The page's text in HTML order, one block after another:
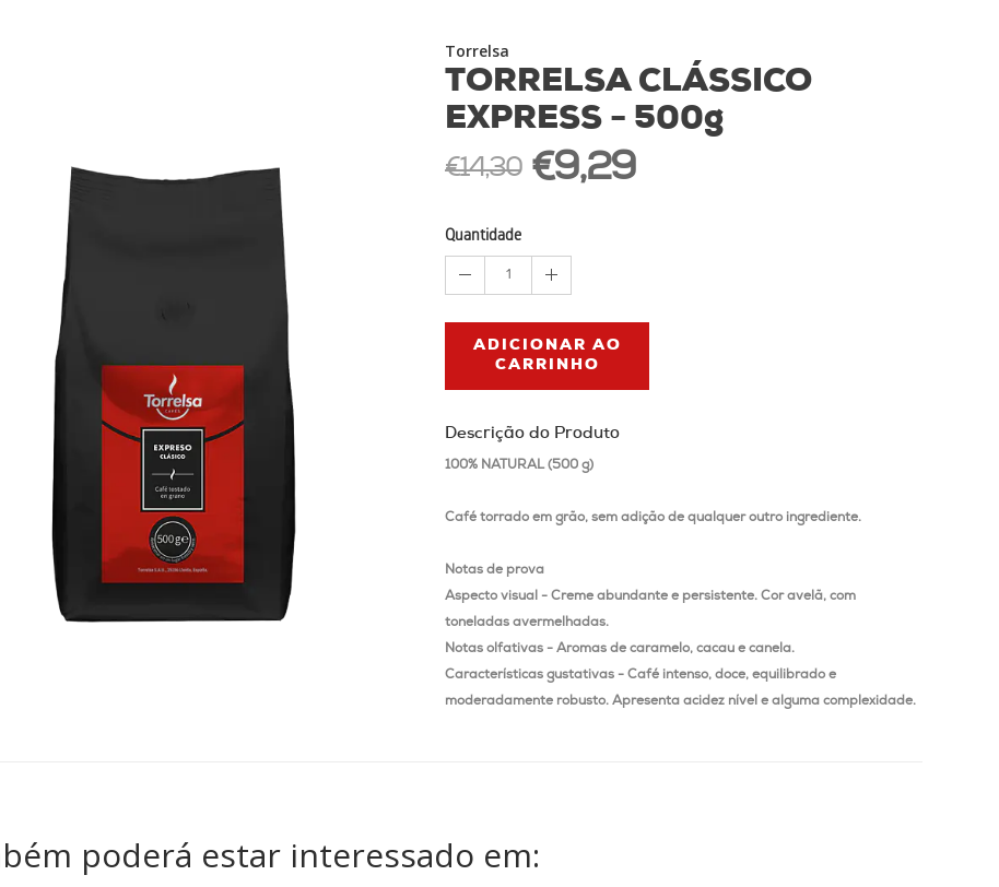
Torrelsa
TORRELSA CLÁSSICO
EXPRESS - 500g
€14,30 €9,29
Quantidade
1
ADICIONAR AO
CARRINHO
Descrição do Produto
100% NATURAL (500 g)
Café torrado em grão, sem adição de qualquer outro ingrediente.
Notas de prova
Aspecto visual - Creme abundante e persistente. Cor avelã, com
toneladas avermelhadas.
Notas olfativas - Aromas de caramelo, cacau e canela.
Características gustativas - Café intenso, doce, equilibrado e
moderadamente robusto. Apresenta acidez nível e alguma complexidade.
poderá estar interessado em: